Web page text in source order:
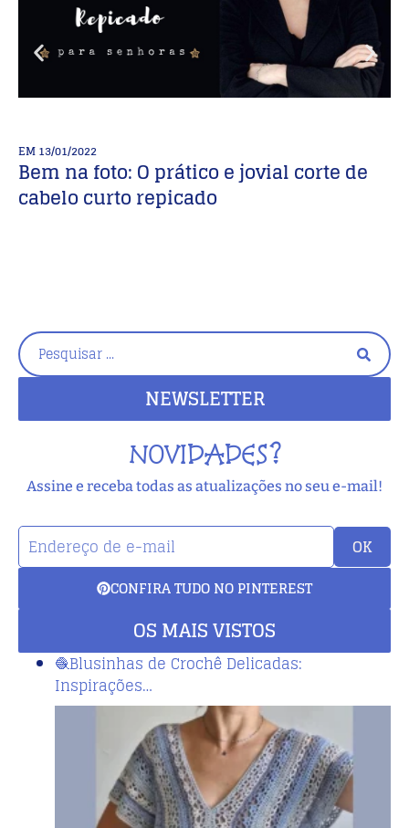
EM13/01/2022
Bem na foto: O prático e jovial corte de
cabelo curto repicado
NEWSLETTER
NOVIDADES?
Assine e receba todas as atualizações no seu e-mail!
OK
CONFIRA TUDO NO PINTEREST
OS MAIS VISTOS
🧶Blusinhas de Crochê Delicadas:
Inspirações…